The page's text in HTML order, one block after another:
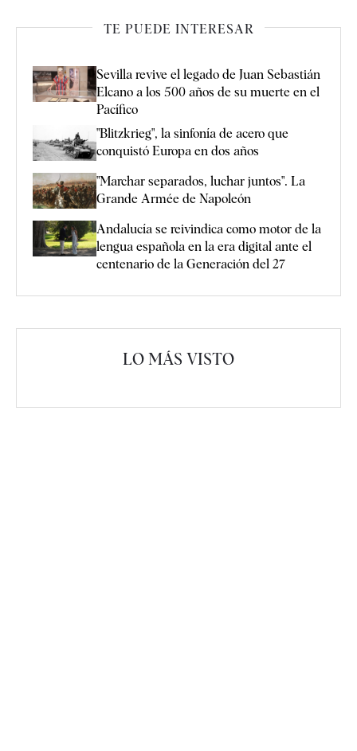
TE PUEDE INTERESAR
Sevilla revive el legado de Juan Sebastián
Elcano a los 500 años de su muerte en el
Pacífico
"Blitzkrieg", la sinfonía de acero que
conquistó Europa en dos años
"Marchar separados, luchar juntos". La
Grande Armée de Napoleón
Andalucía se reivindica como motor de la
lengua española en la era digital ante el
centenario de la Generación del 27
LO MÁS VISTO